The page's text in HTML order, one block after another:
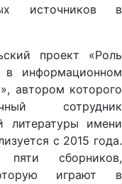
источников в
проект «Роль
информационном
автором которого
сотрудник
литературы имени
с 2015 года.
пяти сборников,
играют в